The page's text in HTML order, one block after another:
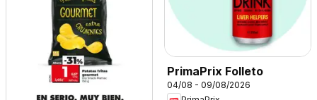
PrimaPrix Folleto
04/08 - 09/08/2026